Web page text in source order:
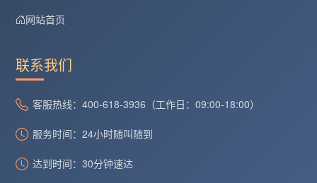
网站首页
联系我们
客服热线：400-618-3936（工作日：09:00-18:00）
服务时间：24小时随叫随到
达到时间：30分钟速达